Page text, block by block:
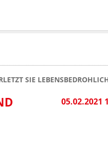
SIE
05.02.2021